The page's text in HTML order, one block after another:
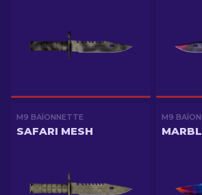
M9 BAÏONNETTE
SAFARI MESH
M9